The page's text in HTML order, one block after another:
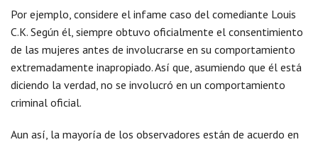
Por ejemplo, considere el infame caso del comediante Louis
C.K. Según él, siempre obtuvo oficialmente el consentimiento
de las mujeres antes de involucrarse en su comportamiento
extremadamente inapropiado. Así que, asumiendo que él está
diciendo la verdad, no se involucró en un comportamiento
criminal oficial.
Aun así, la mayoría de los observadores están de acuerdo en